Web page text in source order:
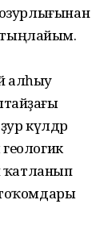
алһыу
күлдәр
ҡатланып
тоҡомдары